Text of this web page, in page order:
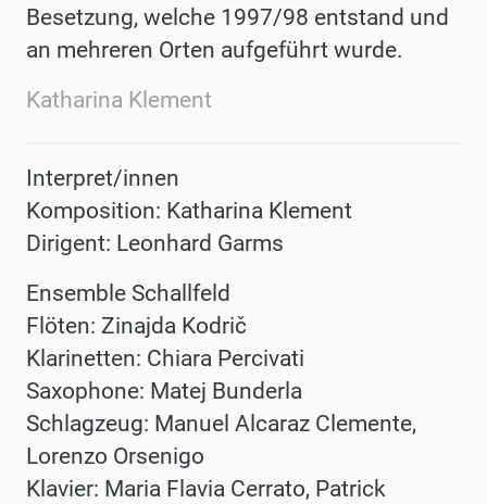
Besetzung, welche 1997/98 entstand und
an mehreren Orten aufgeführt wurde.
Katharina Klement
Interpret/innen
Komposition: Katharina Klement
Dirigent: Leonhard Garms
Ensemble Schallfeld
Flöten: Zinajda Kodrič
Klarinetten: Chiara Percivati
Saxophone: Matej Bunderla
Schlagzeug: Manuel Alcaraz Clemente,
Lorenzo Orsenigo
Klavier: Maria Flavia Cerrato, Patrick